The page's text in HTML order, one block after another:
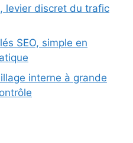
levier discret du trafic
SEO, simple en
interne à grande